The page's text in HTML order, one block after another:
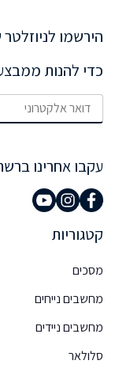
קטגוריות
מסכים
מחשבים נייחים
מחשבים ניידים
סלולאר
הירשמו לניוזלטר
כדי להנות
עקבו אחרינו